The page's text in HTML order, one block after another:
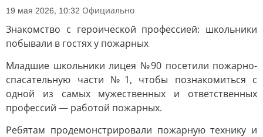
19 мая 2026, 10:32 Официально
Знакомство с героической профессией: школьники
побывали в гостях у пожарных
Младшие школьники лицея №90 посетили пожарно-
спасательную части №1, чтобы познакомиться с
одной из самых мужественных и ответственных
профессий — работой пожарных.
Ребятам продемонстрировали пожарную технику и